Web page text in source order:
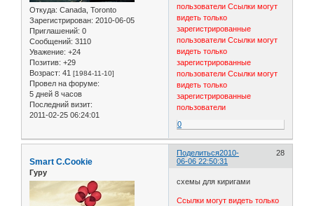
Откуда: Canada, Toronto
Зарегистрирован: 2010-06-05
Приглашений: 0
Сообщений: 3110
Уважение: +24
Позитив: +29
Возраст: 41 [1984-11-10]
Провел на форуме:
5 дней 8 часов
Последний визит:
2011-02-25 06:24:01
пользователи Ссылки могут
видеть только
зарегистрированные
пользователи Ссылки могут
видеть только
зарегистрированные
пользователи Ссылки могут
видеть только
зарегистрированные
пользователи
0
Поделиться 28
2010-
06-06 22:50:31
Smart C.Cookie
Гуру
схемы для киригами
Ссылки могут видеть только